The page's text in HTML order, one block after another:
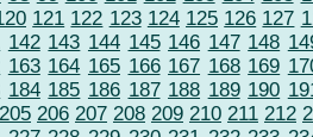
121 122 123 124 125 126 127
142 143 144 145 146 147 148
163 164 165 166 167 168 169
184 185 186 187 188 189 190
205 206 207 208 209 210 211 212